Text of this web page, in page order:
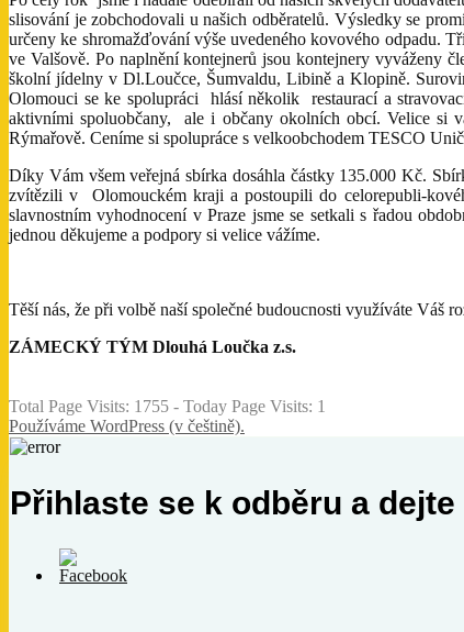
slisování je zobchodovali u našich odběratelů. Výsledky se
určeny ke shromažďování výše uvedeného kovového odpadu.
ve Valšově. Po naplnění kontejnerů jsou kontejnery vyváženy
školní jídelny v Dl.Loučce, Šumvaldu, Libině a Klopině.
Olomouci se ke spolupráci hlásí několik restaurací a
aktivními spoluobčany, ale i občany okolních obcí. Velice si
Rýmařově. Ceníme si spolupráce s velkoobchodem TESCO
Díky Vám všem veřejná sbírka dosáhla částky 135.000 Kč.
zvítězili v Olomouckém kraji a postoupili do celorepubli-
slavnostním vyhodnocení v Praze jsme se setkali s řadou
jednou děkujeme a podpory si velice vážíme.
Těší nás, že při volbě naší společné budoucnosti využíváte Váš
ZÁMECKÝ TÝM Dlouhá Loučka z.s.
Total Page Visits: 1755 - Today Page Visits: 1
Používáme WordPress (v češtině).
Přihlaste se k odběru a